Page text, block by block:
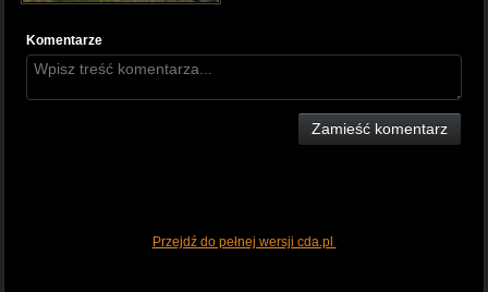
Komentarze
Zamieść komentarz
Przejdź do pełnej wersji cda.pl